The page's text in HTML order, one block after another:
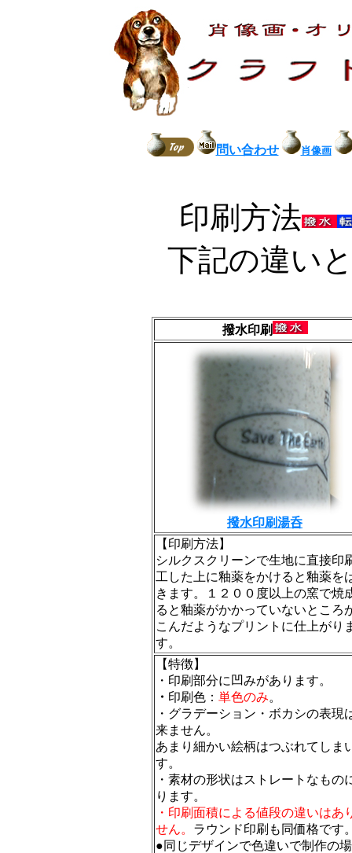
問い合わせ 肖像画
印刷方法
下記の違い
撥水印刷
撥水印刷湯呑
【印刷方法】
シルクスクリーンで生地に直接印
工した上に釉薬をかけると釉薬を
きます。１２００度以上の窯で焼
ると釉薬がかかっていないところ
こんだようなプリントに仕上がり
す。
【特徴】
・印刷部分に凹みがあります。
・ 印刷色： 単色のみ。
・グラデーション・ボカシの表現
来ません。
あまり細かい絵柄はつぶれてしま
す。
・素材の形状はストレートなもの
ります。
・印刷面積による値段の違いはあ
せん。 ラウンド印刷も同価格です
●同じデザインで色違いで制作の